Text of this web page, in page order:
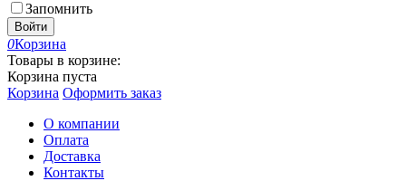
Запомнить
Войти
0Корзина
Товары в корзине:
Корзина пуста
Корзина Оформить заказ
О компании
Оплата
Доставка
Контакты